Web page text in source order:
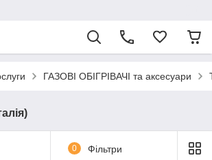
ГАЗОВІ ОБІГРІВАЧІ та аксесуари
0 Фільтри